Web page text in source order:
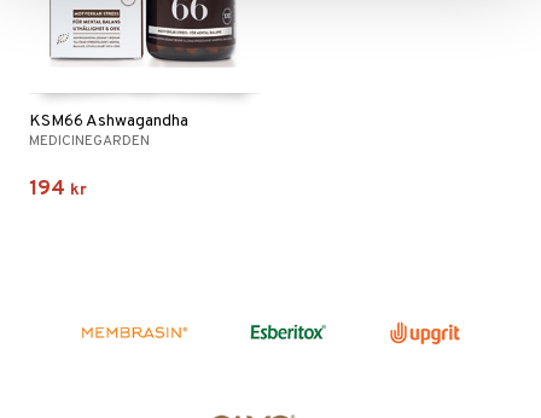
KSM66 Ashwagandha
MEDICINEGARDEN
194 kr